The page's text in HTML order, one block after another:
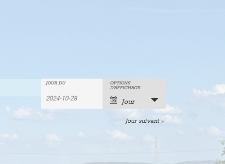
Recherche
et
Rechercher
Évènements
JOUR DU
Navigation
de
évènement
OPTIONS
D’AFFICHAGE
Jour
Jour suivant »